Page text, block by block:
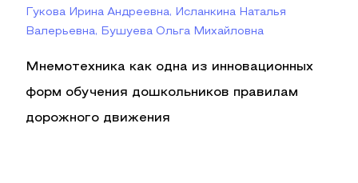
Гукова Ирина Андреевна, Исланкина Наталья
Валерьевна, Бушуева Ольга Михайловна
Мнемотехника как одна из инновационных
форм обучения дошкольников правилам
дорожного движения